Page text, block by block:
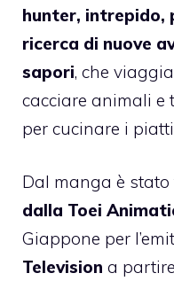
hunter, intrepido,
ricerca di nuove
sapori, che
cacciare animali e
per cucinare i
Dal manga è
dalla Toei
Giappone per
Television a